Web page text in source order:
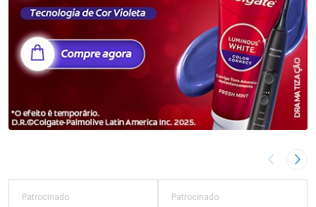
Imagem
Patrocinado Patrocinado